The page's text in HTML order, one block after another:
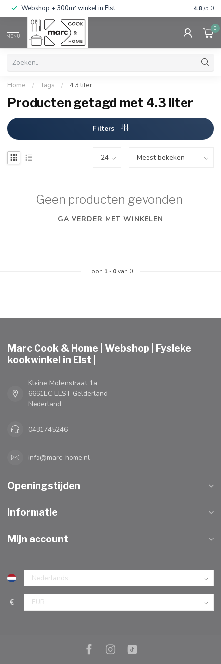
Webshop + 300m² winkel in Elst Gratis
4.8 /5.0
MENU
0
Home / Tags / 4.3 liter
Producten getagd met 4.3 liter
Filters
Geen producten gevonden!
GA VERDER MET WINKELEN
Toon 1 - 0van 0
Marc Cook & Home | Webshop | Fysieke
kookwinkel in Elst |
Kleine Molenstraat 1a
6661EC ELST Gelderland
Nederland
0481745246
info@marc-home.nl
Openingstijden
Informatie
Mijn account
€